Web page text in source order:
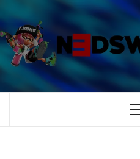
al
contenido
TUS ESPECIALISTAS